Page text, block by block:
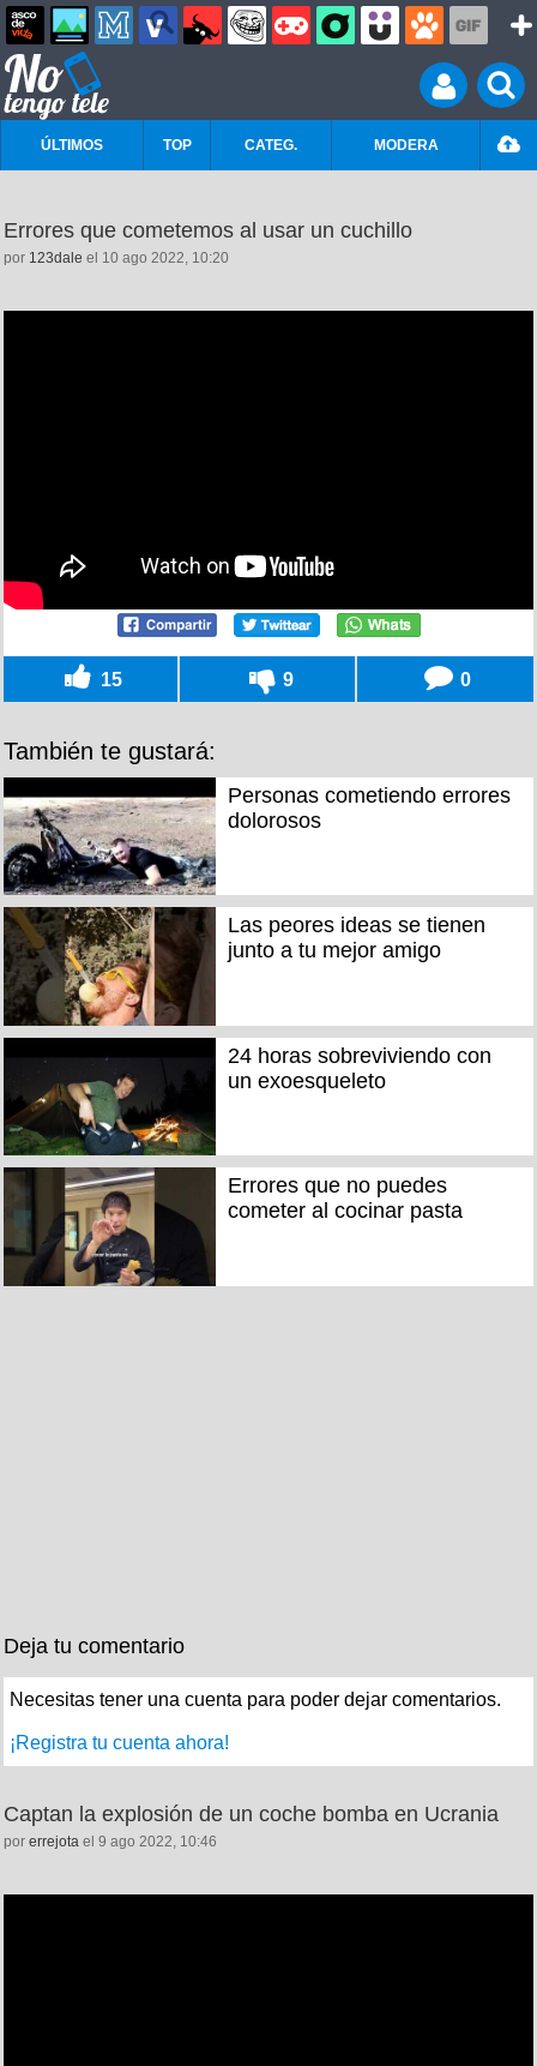
ÚLTIMOS TOP CATEG. MODERA
Errores que cometemos al usar un cuchillo
por 123dale el 10 ago 2022, 10:20
15 9 0
También te gustará:
Personas cometiendo errores
dolorosos
Las peores ideas se tienen
junto a tu mejor amigo
24 horas sobreviviendo con
un exoesqueleto
Errores que no puedes
cometer al cocinar pasta
Deja tu comentario
Necesitas tener una cuenta para poder dejar comentarios.
¡Registra tu cuenta ahora!
Captan la explosión de un coche bomba en Ucrania
por errejota el 9 ago 2022, 10:46